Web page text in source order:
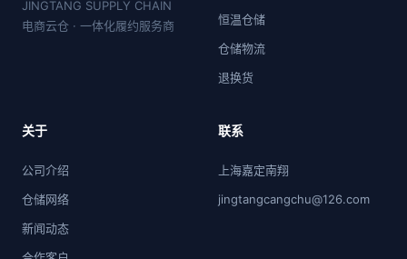
JINGTANG SUPPLY CHAIN
电商云仓 · 一体化履约服务商
恒温仓储
仓储物流
退换货
关于
公司介绍
仓储网络
新闻动态
联系
上海嘉定南翔
jingtangcangchu@126.com